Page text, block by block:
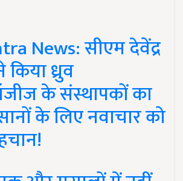
News: सीएम देवेंद्र
ध्रुव
के संस्थापकों का
के लिए नवाचार को